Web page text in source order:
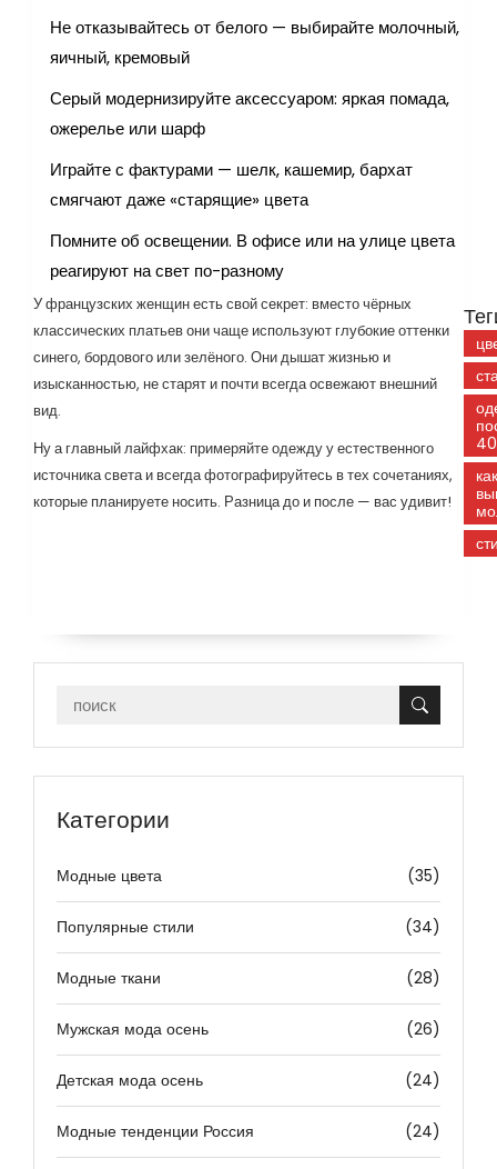
Не отказывайтесь от белого — выбирайте молочный,
яичный, кремовый
Серый модернизируйте аксессуаром: яркая помада,
ожерелье или шарф
Играйте с фактурами — шелк, кашемир, бархат
смягчают даже «старящие» цвета
Помните об освещении. В офисе или на улице цвета
реагируют на свет по-разному
У французских женщин есть свой секрет: вместо чёрных
классических платьев они чаще используют глубокие оттенки
синего, бордового или зелёного. Они дышат жизнью и
изысканностью, не старят и почти всегда освежают внешний
вид.
Ну а главный лайфхак: примеряйте одежду у естественного
источника света и всегда фотографируйтесь в тех сочетаниях,
которые планируете носить. Разница до и после — вас удивит!
40
как
Категории
Модные цвета (35)
Популярные стили (34)
Модные ткани (28)
Мужская мода осень (26)
Детская мода осень (24)
Модные тенденции Россия (24)